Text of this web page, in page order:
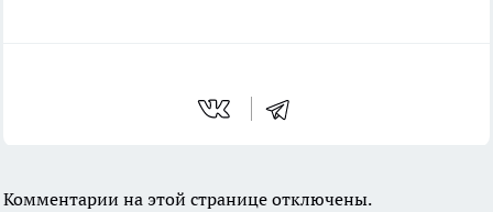
Комментарии на этой странице отключены.